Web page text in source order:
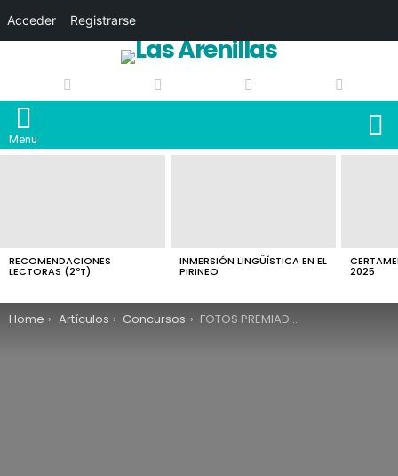
Menu
RECOMENDACIONES
LECTORAS (2ºT)
INMERSIÓN LINGÜÍSTICA EN EL
PIRINEO 2025
You are here:
Home Artículos Concursos FOTOS PREMIADAS 2019
Acceder Registrarse